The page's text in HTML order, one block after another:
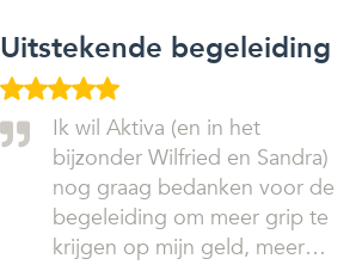
Uitstekende begeleiding
Ik wil Aktiva (en in het
bijzonder Wilfried en Sandra)
nog graag bedanken voor de
begeleiding om meer grip te
krijgen op mijn geld, meer…